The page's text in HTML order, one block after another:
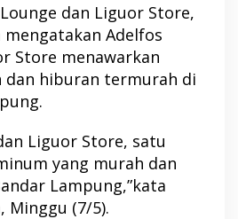
dan Liguor Store,
mengatakan Adelfos
Store menawarkan
hiburan termurah di
Liguor Store, satu
yang murah dan
Lampung,”kata
Minggu (7/5).